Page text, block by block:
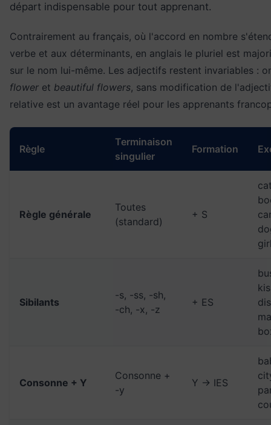
départ indispensable pour tout apprenant.
Contrairement au français, où l'accord en nombre
verbe et aux déterminants, en anglais le pluriel est
sur le nom lui-même. Les adjectifs restent invariables :
flower et beautiful flowers, sans modification de
relative est un avantage réel pour les apprenants
Règle
Terminaison
singulier
Formation
Règle générale
Toutes
(standard)
+ S
Sibilants
-s, -ss, -sh,
-ch, -x, -z
+ ES
Consonne + Y
Consonne +
-y
Y → IES